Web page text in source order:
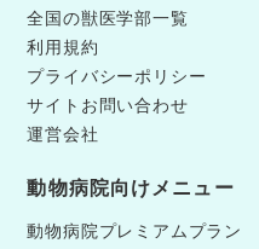
全国の獣医学部一覧
利用規約
プライバシーポリシー
サイトお問い合わせ
運営会社
動物病院向けメニュー
動物病院プレミアムプラン